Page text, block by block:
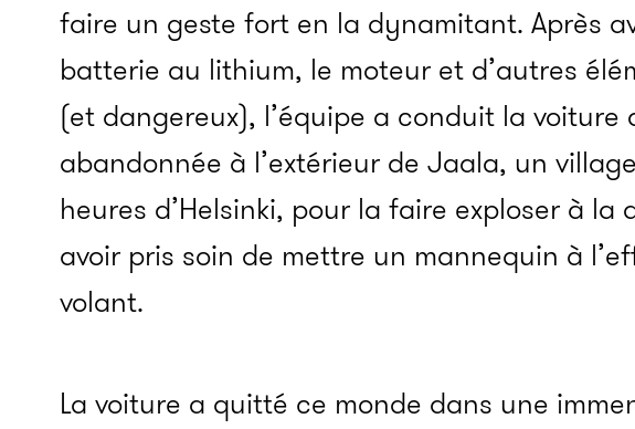
faire un geste fort en la dynamitant. Après
batterie au lithium, le moteur et d’autres
(et dangereux), l’équipe a conduit la voiture
abandonnée à l’extérieur de Jaala, un
heures d’Helsinki, pour la faire exploser à la
avoir pris soin de mettre un mannequin à
volant.
La voiture a quitté ce monde dans une